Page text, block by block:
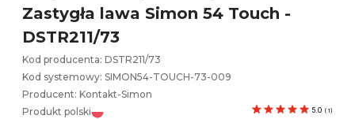
Zastygła lawa Simon 54 Touch -
DSTR211/73
Kod producenta: DSTR211/73
Kod systemowy: SIMON54-TOUCH-73-009
Producent: Kontakt-Simon
Produkt polski
5.0 ( 1)